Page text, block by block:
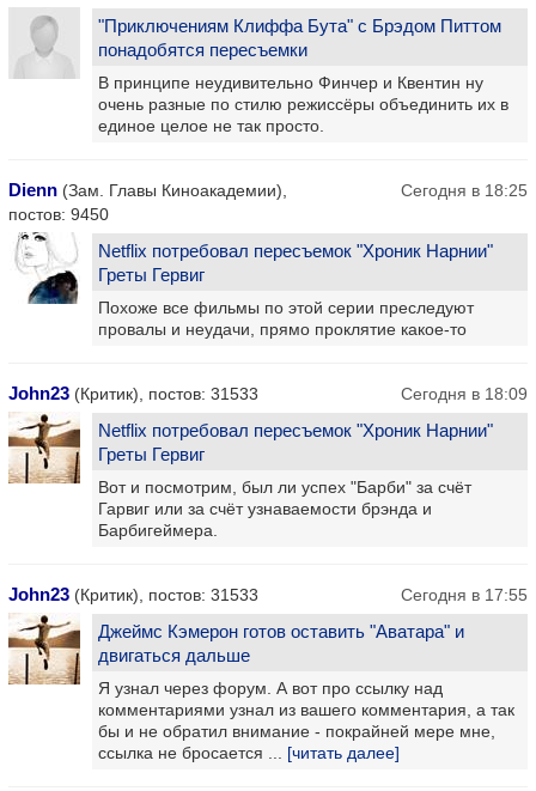
"Приключениям Клиффа Бута" с Брэдом Питтом
понадобятся пересъемки
В принципе неудивительно Финчер и Квентин ну
очень разные по стилю режиссёры объединить их в
единое целое не так просто.
Dienn (Зам. Главы Киноакадемии),
постов: 9450
Сегодня в 18:25
Netflix потребовал пересъемок "Хроник Нарнии"
Греты Гервиг
Похоже все фильмы по этой серии преследуют
провалы и неудачи, прямо проклятие какое-то
John23 (Критик), постов: 31533 Сегодня в 18:09
Netflix потребовал пересъемок "Хроник Нарнии"
Греты Гервиг
Вот и посмотрим, был ли успех "Барби" за счёт
Гарвиг или за счёт узнаваемости брэнда и
Барбигеймера.
John23 (Критик), постов: 31533 Сегодня в 17:55
Джеймс Кэмерон готов оставить "Аватара" и
двигаться дальше
Я узнал через форум. А вот про ссылку над
комментариями узнал из вашего комментария, а так
бы и не обратил внимание - покрайней мере мне,
ссылка не бросается ... [читать далее]